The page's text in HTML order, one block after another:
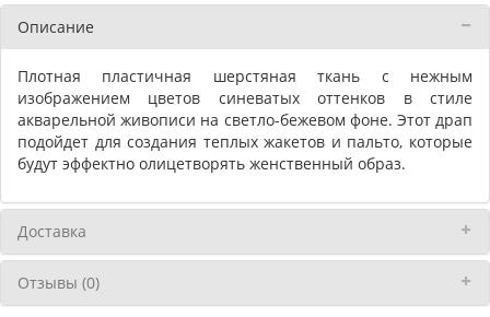
Описание
Плотная пластичная шерстяная ткань с нежным
изображением цветов синеватых оттенков в стиле
акварельной живописи на светло-бежевом фоне. Этот драп
подойдет для создания теплых жакетов и пальто, которые
будут эффектно олицетворять женственный образ.
Доставка
Отзывы (0)